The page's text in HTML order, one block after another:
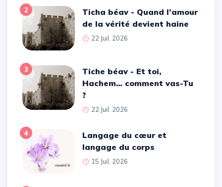
2
Ticha béav - Quand l’amour
de la vérité devient haine
22 Juil. 2026
3
Tiche béav - Et toi,
Hachem… comment vas-Tu
?
22 Juil. 2026
4
Langage du cœur et
langage du corps
15 Juil. 2026